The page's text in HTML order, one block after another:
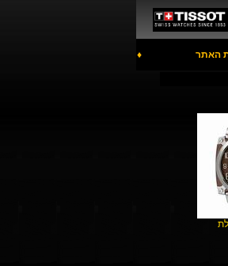
האתר ♦